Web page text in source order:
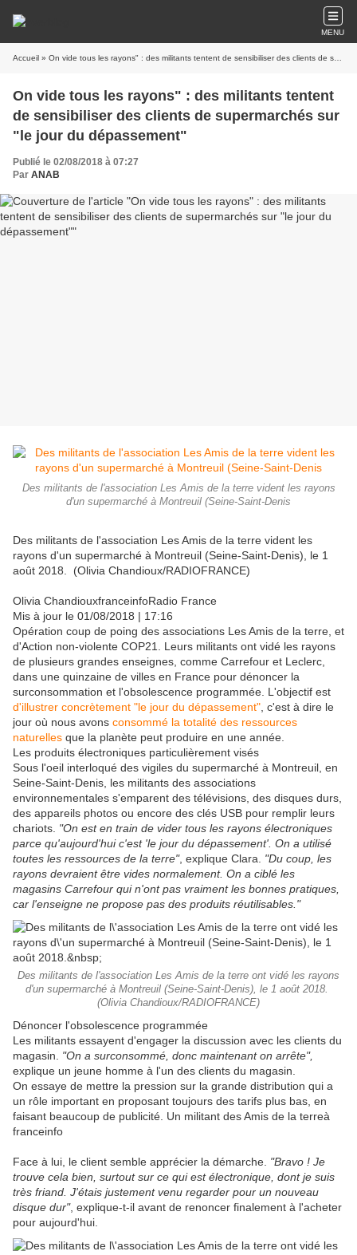
MENU
Accueil » On vide tous les rayons" : des militants tentent de sensibiliser des clients de supermarchés sur "le jour du dépassement"
On vide tous les rayons" : des militants tentent
de sensibiliser des clients de supermarchés sur
"le jour du dépassement"
Publié le 02/08/2018 à 07:27
Par ANAB
Des militants de l'association Les Amis de la terre vident les rayons
d'un supermarché à Montreuil (Seine-Saint-Denis
Des militants de l'association Les Amis de la terre vident les
rayons d'un supermarché à Montreuil (Seine-Saint-Denis), le 1
août 2018. (Olivia Chandioux/RADIOFRANCE)
Olivia ChandiouxfranceinfoRadio France
Mis à jour le 01/08/2018 | 17:16
Opération coup de poing des associations Les Amis de la terre, et
d'Action non-violente COP21. Leurs militants ont vidé les rayons
de plusieurs grandes enseignes, comme Carrefour et Leclerc,
dans une quinzaine de villes en France pour dénoncer la
surconsommation et l'obsolescence programmée. L'objectif est
d'illustrer concrètement "le jour du dépassement" , c'est à dire le
jour où nous avons consommé la totalité des ressources
naturelles que la planète peut produire en une année.
Les produits électroniques particulièrement visés
Sous l'oeil interloqué des vigiles du supermarché à Montreuil, en
Seine-Saint-Denis, les militants des associations
environnementales s'emparent des télévisions, des disques durs,
des appareils photos ou encore des clés USB pour remplir leurs
chariots. "On est en train de vider tous les rayons électroniques
parce qu'aujourd'hui c'est 'le jour du dépassement'. On a utilisé
toutes les ressources de la terre", explique Clara.
"Du coup, les
rayons devraient être vides normalement. On a ciblé les
magasins Carrefour qui n'ont pas vraiment les bonnes pratiques,
car l'enseigne ne propose pas des produits réutilisables."
Des militants de l'association Les Amis de la terre ont vidé les rayons
d'un supermarché à Montreuil (Seine-Saint-Denis), le 1 août 2018.
(Olivia Chandioux/RADIOFRANCE)
Dénoncer l'obsolescence programmée
Les militants essayent d'engager la discussion avec les clients du
magasin.
"On a surconsommé, donc maintenant on arrête",
explique un jeune homme à l'un des clients du magasin.
On essaye de mettre la pression sur la grande distribution qui a
un rôle important en proposant toujours des tarifs plus bas, en
faisant beaucoup de publicité. Un militant des Amis de la terreà
franceinfo
Face à lui, le client semble apprécier la démarche. "Bravo ! Je
trouve cela bien, surtout sur ce qui est électronique, dont je suis
très friand. J'étais justement venu regarder pour un nouveau
disque dur", explique-t-il avant de renoncer finalement à l'acheter
pour aujourd'hui.